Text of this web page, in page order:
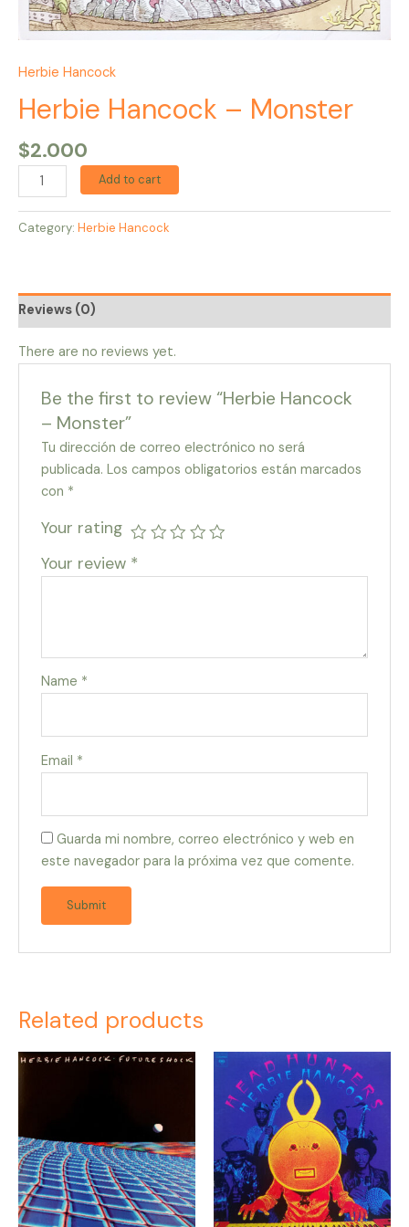
Herbie Hancock
Herbie Hancock – Monster
$2.000
Add to cart
Category: Herbie Hancock
Reviews (0)
There are no reviews yet.
Be the first to review “Herbie Hancock
– Monster”
Tu dirección de correo electrónico no será
publicada. Los campos obligatorios están marcados
con *
Your rating
Your review *
Name *
Email *
Guarda mi nombre, correo electrónico y web en
este navegador para la próxima vez que comente.
Related products